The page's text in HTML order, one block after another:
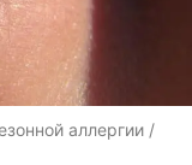
аллергии /